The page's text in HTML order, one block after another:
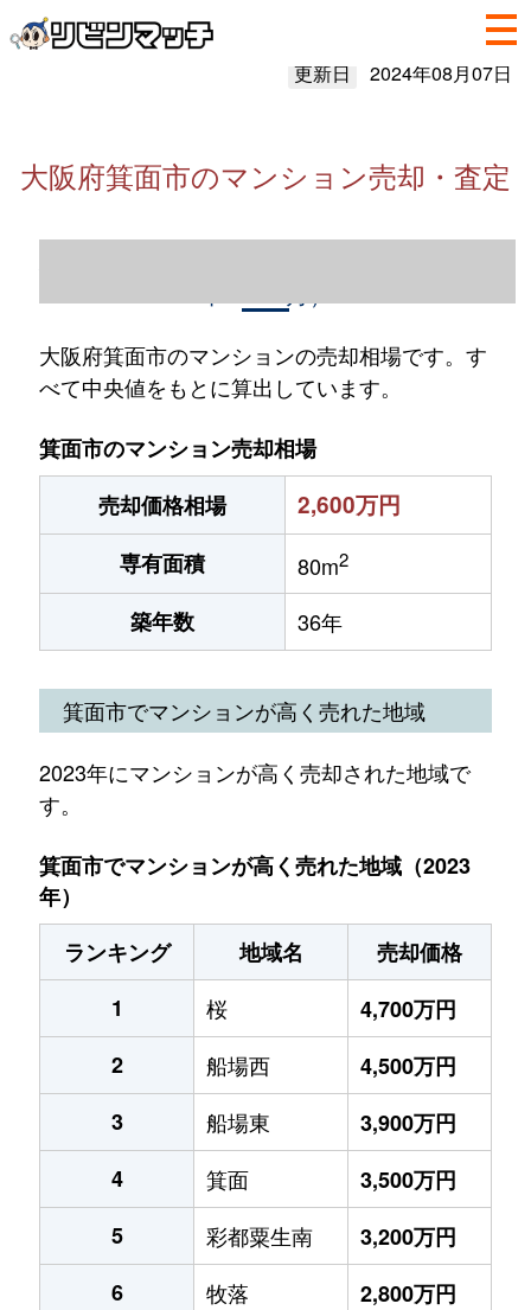
更新日 2024年08月07日
大阪府箕面市のマンション売却・査定
大阪府箕面市のマンションの売却相場です。す
べて中央値をもとに算出しています。
箕面市のマンション売却相場
売却価格相場
2,600万円
専有面積 80m2
築年数 36年
箕面市でマンションが高く売れた地域
2023年にマンションが高く売却された地域で
す。
箕面市でマンションが高く売れた地域（2023
年）
ランキング
地域名
売却価格
1
桜
4,700万円
2
船場西
4,500万円
3
船場東
3,900万円
4
箕面
3,500万円
5
彩都粟生南
3,200万円
6
牧落
2,800万円